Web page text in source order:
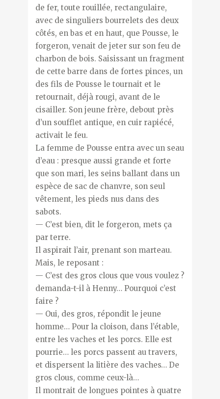
de fer, toute rouillée, rectangulaire,
avec de singuliers bourrelets des deux
côtés, en bas et en haut, que Pousse, le
forgeron, venait de jeter sur son feu de
charbon de bois. Saisissant un fragment
de cette barre dans de fortes pinces, un
des fils de Pousse le tournait et le
retournait, déjà rougi, avant de le
cisailler. Son jeune frère, debout près
d’un soufflet antique, en cuir rapiécé,
activait le feu.
La femme de Pousse entra avec un seau
d’eau : presque aussi grande et forte
que son mari, les seins ballant dans un
espèce de sac de chanvre, son seul
vêtement, les pieds nus dans des
sabots.
— C’est bien, dit le forgeron, mets ça
par terre.
Il aspirait l’air, prenant son marteau.
Mais, le reposant :
— C’est des gros clous que vous voulez ?
demanda-t-il à Henny… Pourquoi c’est
faire ?
— Oui, des gros, répondit le jeune
homme… Pour la cloison, dans l’étable,
entre les vaches et les porcs. Elle est
pourrie… les porcs passent au travers,
et dispersent la litière des vaches… De
gros clous, comme ceux-là…
Il montrait de longues pointes à quatre